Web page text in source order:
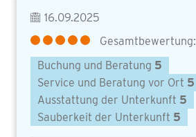
16.09.2025
Gesamtbewertung:
Buchung und Beratung 5
Service und Beratung vor Ort 5
Ausstattung der Unterkunft 5
Sauberkeit der Unterkunft 5